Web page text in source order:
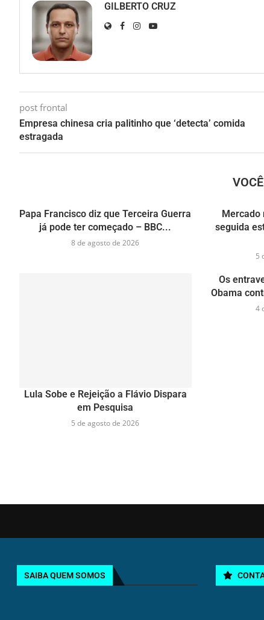
GILBERTO CRUZ
post frontal
Empresa chinesa cria palitinho que ‘detecta’ comida
estragada
Papa Francisco diz que Terceira Guerra
já pode ter começado – BBC...
8 de agosto de 2026
Mercado
seguida
5
Lula Sobe e Rejeição a Flávio Dispara
em Pesquisa
5 de agosto de 2026
Os
Obama
4
SAIBA QUEM SOMOS